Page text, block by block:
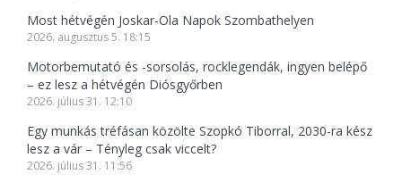
Most hétvégén Joskar-Ola Napok Szombathelyen
2026. augusztus 5. 18:15
Motorbemutató és -sorsolás, rocklegendák, ingyen belépő
– ez lesz a hétvégén Diósgyőrben
2026. július 31. 12:10
Egy munkás tréfásan közölte Szopkó Tiborral, 2030-ra kész
lesz a vár – Tényleg csak viccelt?
2026. július 31. 11:56